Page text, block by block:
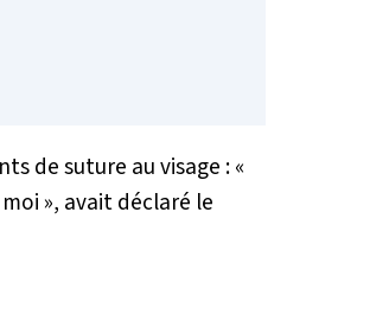
de suture au visage :«
», avait déclaré le